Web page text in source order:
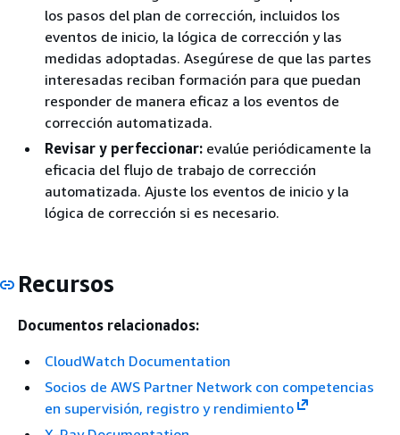
los pasos del plan de corrección, incluidos los
eventos de inicio, la lógica de corrección y las
medidas adoptadas. Asegúrese de que las partes
interesadas reciban formación para que puedan
responder de manera eficaz a los eventos de
corrección automatizada.
Revisar y perfeccionar: evalúe periódicamente la
eficacia del flujo de trabajo de corrección
automatizada. Ajuste los eventos de inicio y la
lógica de corrección si es necesario.
Recursos
Documentos relacionados:
CloudWatch Documentation
Socios de AWS Partner Network con competencias
en supervisión, registro y rendimiento